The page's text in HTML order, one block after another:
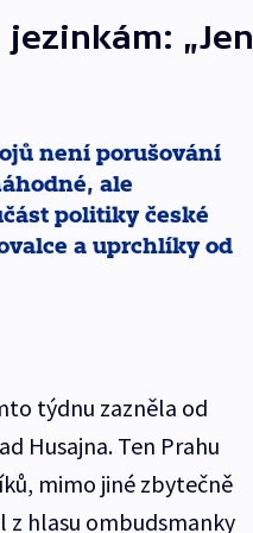
„Jen
není porušování
ale
politiky české
a uprchlíky od
týdnu zazněla od
Husajna. Ten Prahu
mimo jiné zbytečně
z hlasu ombudsmanky